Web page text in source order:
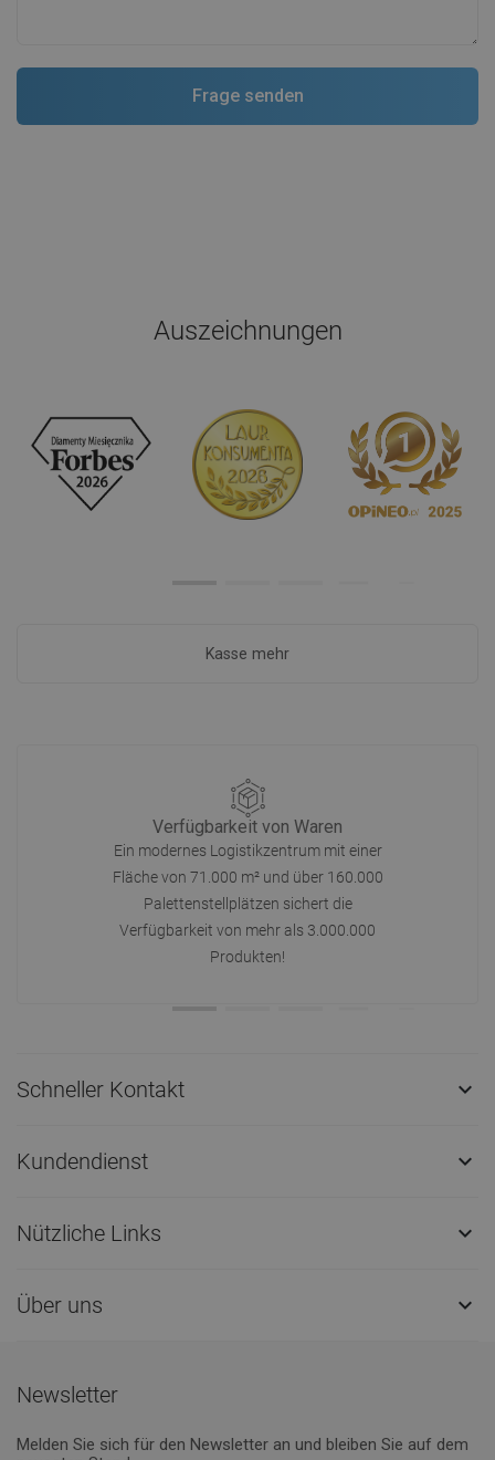
Auszeichnungen
Kasse mehr
Verfügbarkeit von Waren
Ein modernes Logistikzentrum mit einer
Fläche von 71.000 m² und über 160.000
Palettenstellplätzen sichert die
Verfügbarkeit von mehr als 3.000.000
Produkten!
Schneller Kontakt 
Kundendienst 
Nützliche Links 
Über uns 
Newsletter
Melden Sie sich für den Newsletter an und bleiben Sie auf dem